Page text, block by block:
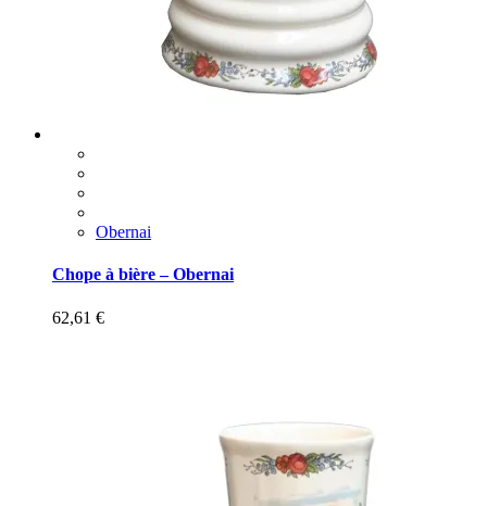
Obernai
Chope à bière – Obernai
62,61 €